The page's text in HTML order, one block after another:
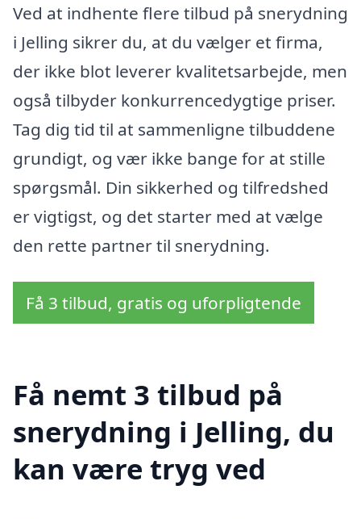
Ved at indhente flere tilbud på snerydning
i Jelling sikrer du, at du vælger et firma,
der ikke blot leverer kvalitetsarbejde, men
også tilbyder konkurrencedygtige priser.
Tag dig tid til at sammenligne tilbuddene
grundigt, og vær ikke bange for at stille
spørgsmål. Din sikkerhed og tilfredshed
er vigtigst, og det starter med at vælge
den rette partner til snerydning.
Få 3 tilbud, gratis og uforpligtende
Få nemt 3 tilbud på
snerydning i Jelling, du
kan være tryg ved